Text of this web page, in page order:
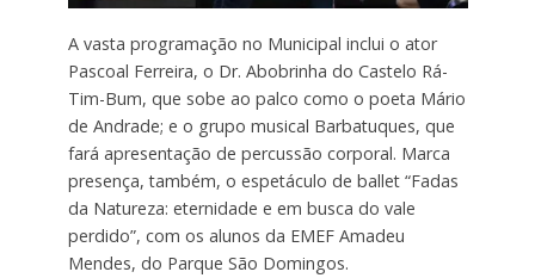
A vasta programação no Municipal inclui o ator
Pascoal Ferreira, o Dr. Abobrinha do Castelo Rá-
Tim-Bum, que sobe ao palco como o poeta Mário
de Andrade; e o grupo musical Barbatuques, que
fará apresentação de percussão corporal. Marca
presença, também, o espetáculo de ballet “Fadas
da Natureza: eternidade e em busca do vale
perdido”, com os alunos da EMEF Amadeu
Mendes, do Parque São Domingos.